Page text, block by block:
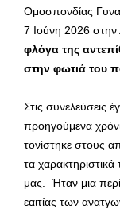
Ομοσπονδίας
7 Ιούνη 2026
φλόγα της
στην φωτιά του
Στις συνελεύσεις
προηγούμενα
τονίστηκε στους
τα
μας. Ήταν μια
εαιτίας των